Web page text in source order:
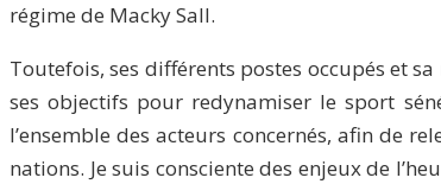
régime de Macky Sall.
Toutefois, ses différents postes occupés et
ses objectifs pour redynamiser le sport
l’ensemble des acteurs concernés, afin de
nations. Je suis consciente des enjeux de